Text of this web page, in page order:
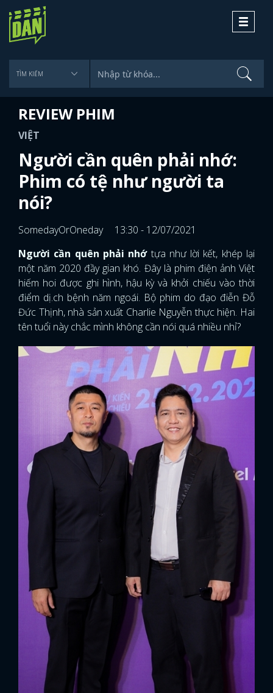
Toggle
REVIEW PHIM
VIỆT
Người cần quên phải nhớ:
Phim có tệ như người ta
nói?
SomedayOrOneday
13:30 - 12/07/2021
Người cần quên phải nhớtựa như lời kết, khép lại
một năm 2020 đầy gian khó. Đây là phim điện ảnh Việt
hiếm hoi được ghi hình, hậu kỳ và khởi chiếu vào thời
điểm dị.ch bệnh năm ngoái. Bộ phim do đạo điễn Đỗ
Đức Thịnh, nhà sản xuất Charlie Nguyễn thực hiện. Hai
tên tuổi này chắc mình không cần nói quá nhiều nhỉ?